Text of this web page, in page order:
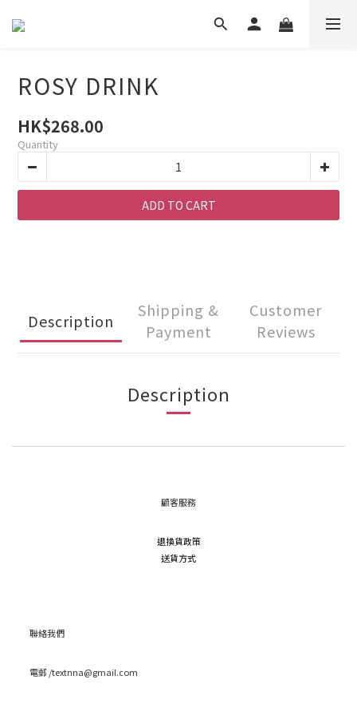
ROSY DRINK
HK$268.00
Quantity
ADD TO CART
Description
Shipping &
Payment
Customer
Reviews
Description
顧客服務
退換貨政策
送貨方式
聯絡我們
電郵 /textnna@gmail.com